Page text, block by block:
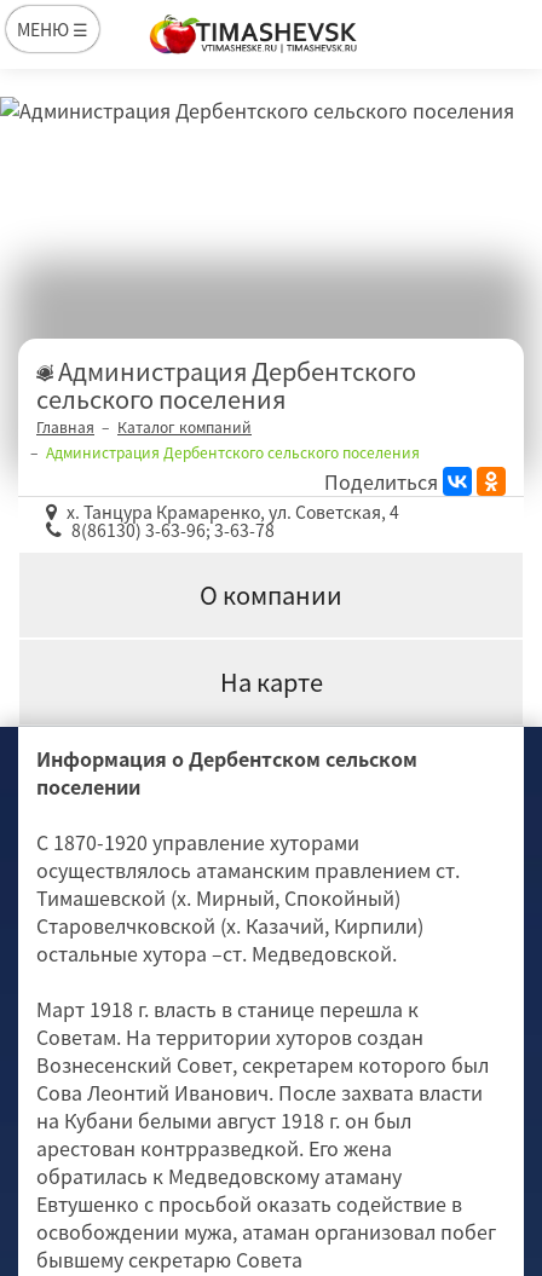
МЕНЮ ☰
Администрация Дербентского
сельского поселения
Главная
Каталог компаний
Администрация Дербентского сельского поселения
Поделиться
х. Танцура Крамаренко, ул. Советская, 4
8(86130) 3-63-96; 3-63-78
О компании
На карте
Информация о Дербентском сельском
поселении
С 1870-1920 управление хуторами
осуществлялось атаманским правлением ст.
Тимашевской (х. Мирный, Спокойный)
Старовелчковской (х. Казачий, Кирпили)
остальные хутора –ст. Медведовской.
Март 1918 г. власть в станице перешла к
Советам. На территории хуторов создан
Вознесенский Совет, секретарем которого был
Сова Леонтий Иванович. После захвата власти
на Кубани белыми август 1918 г. он был
арестован контрразведкой. Его жена
обратилась к Медведовскому атаману
Евтушенко с просьбой оказать содействие в
освобождении мужа, атаман организовал побег
бывшему секретарю Совета